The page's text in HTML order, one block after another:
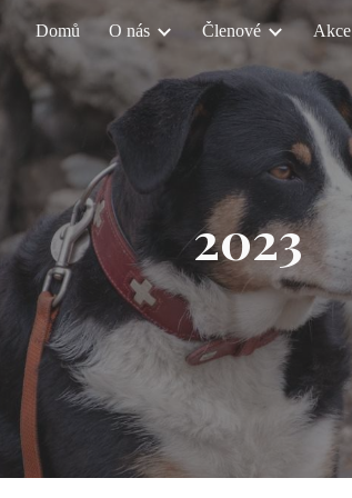
to main content
Domů O nás Členové Akce
2023